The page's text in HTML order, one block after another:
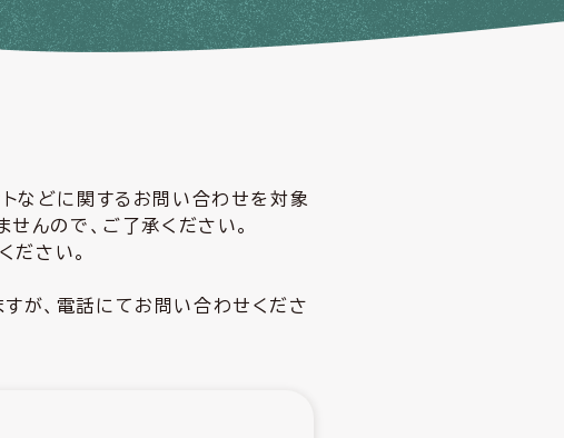
などに関するお問い合わせを対象
んので、ご了承ください。
ださい。
が、電話にてお問い合わせくださ